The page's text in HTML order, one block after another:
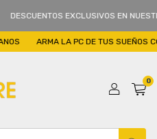
DESCUENTOS EXCLUSIVOS EN
ARMA LA PC DE TUS SUEÑOS
0